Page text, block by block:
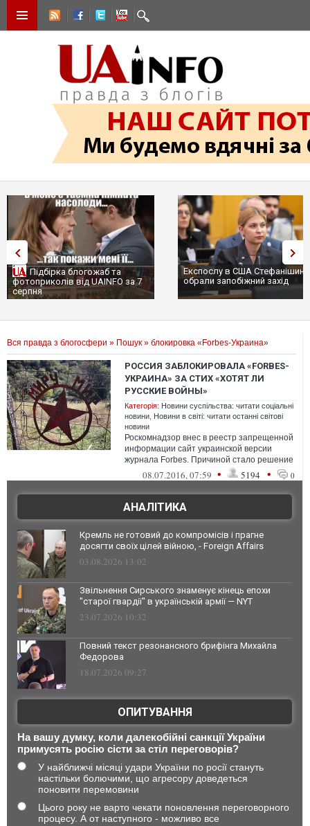
Підбірка блогожаб та
фотоприколів від UAINFO за 7
серпня
Експослу в США
обрали запобіжний захід
Вся правда з блогосфери » Пошук » блокировка «Forbes-Украина»
РОССИЯ ЗАБЛОКИРОВАЛА «FORBES-
УКРАИНА» ЗА СТИХ «ХОТЯТ ЛИ
РУССКИЕ ВОЙНЫ»
Категорія: Новини суспільства: читати соціальні
новини Новини в світі: читати останні світові
новини
Роскомнадзор внес в реестр запрещенной
информации сайт украинской версии
журнала Forbes. Причиной стало решение
суда в Грозном о стихотворении «Хотят ...
08.07.2016, 07:59 • 5194 • 0
АНАЛІТИКА
Кремль не готовий до компромісів і прагне
досягти своїх цілей війною, - Foreign Affairs
03.08.2026 13:02
Звільнення Сирського знаменує кінець епохи
"старої гвардії" в українській армії — NYT
23.07.2026 10:32
Повний текст резонансного брифінга Михайла
Федорова
18.07.2026 09:27
ОПИТУВАННЯ
На вашу думку, коли далекобійні санкції України
примусять росію сісти за стіл переговорів?
У найближчі місяці удари України по росії стануть
настільки болючими, що агресору доведеться
поновити перемовини
Цього року не варто чекати поновлення переговорного
процесу. А от наступного - можливо все